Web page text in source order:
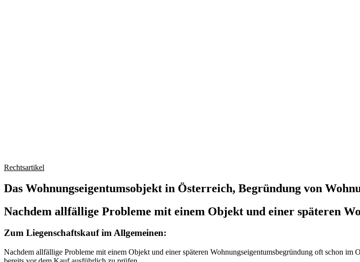
Rechtsartikel
Das Wohnungseigentumsobjekt in Österreich, Begründung von
Nachdem allfällige Probleme mit einem Objekt und einer späteren
Zum Liegenschaftskauf im Allgemeinen:
Nachdem allfällige Probleme mit einem Objekt und einer späteren Wohnungseigentumsbegründung oft schon